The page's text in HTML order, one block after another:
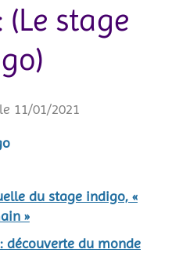
stage
11/01/2021
du stage indigo, «
»
découverte du monde